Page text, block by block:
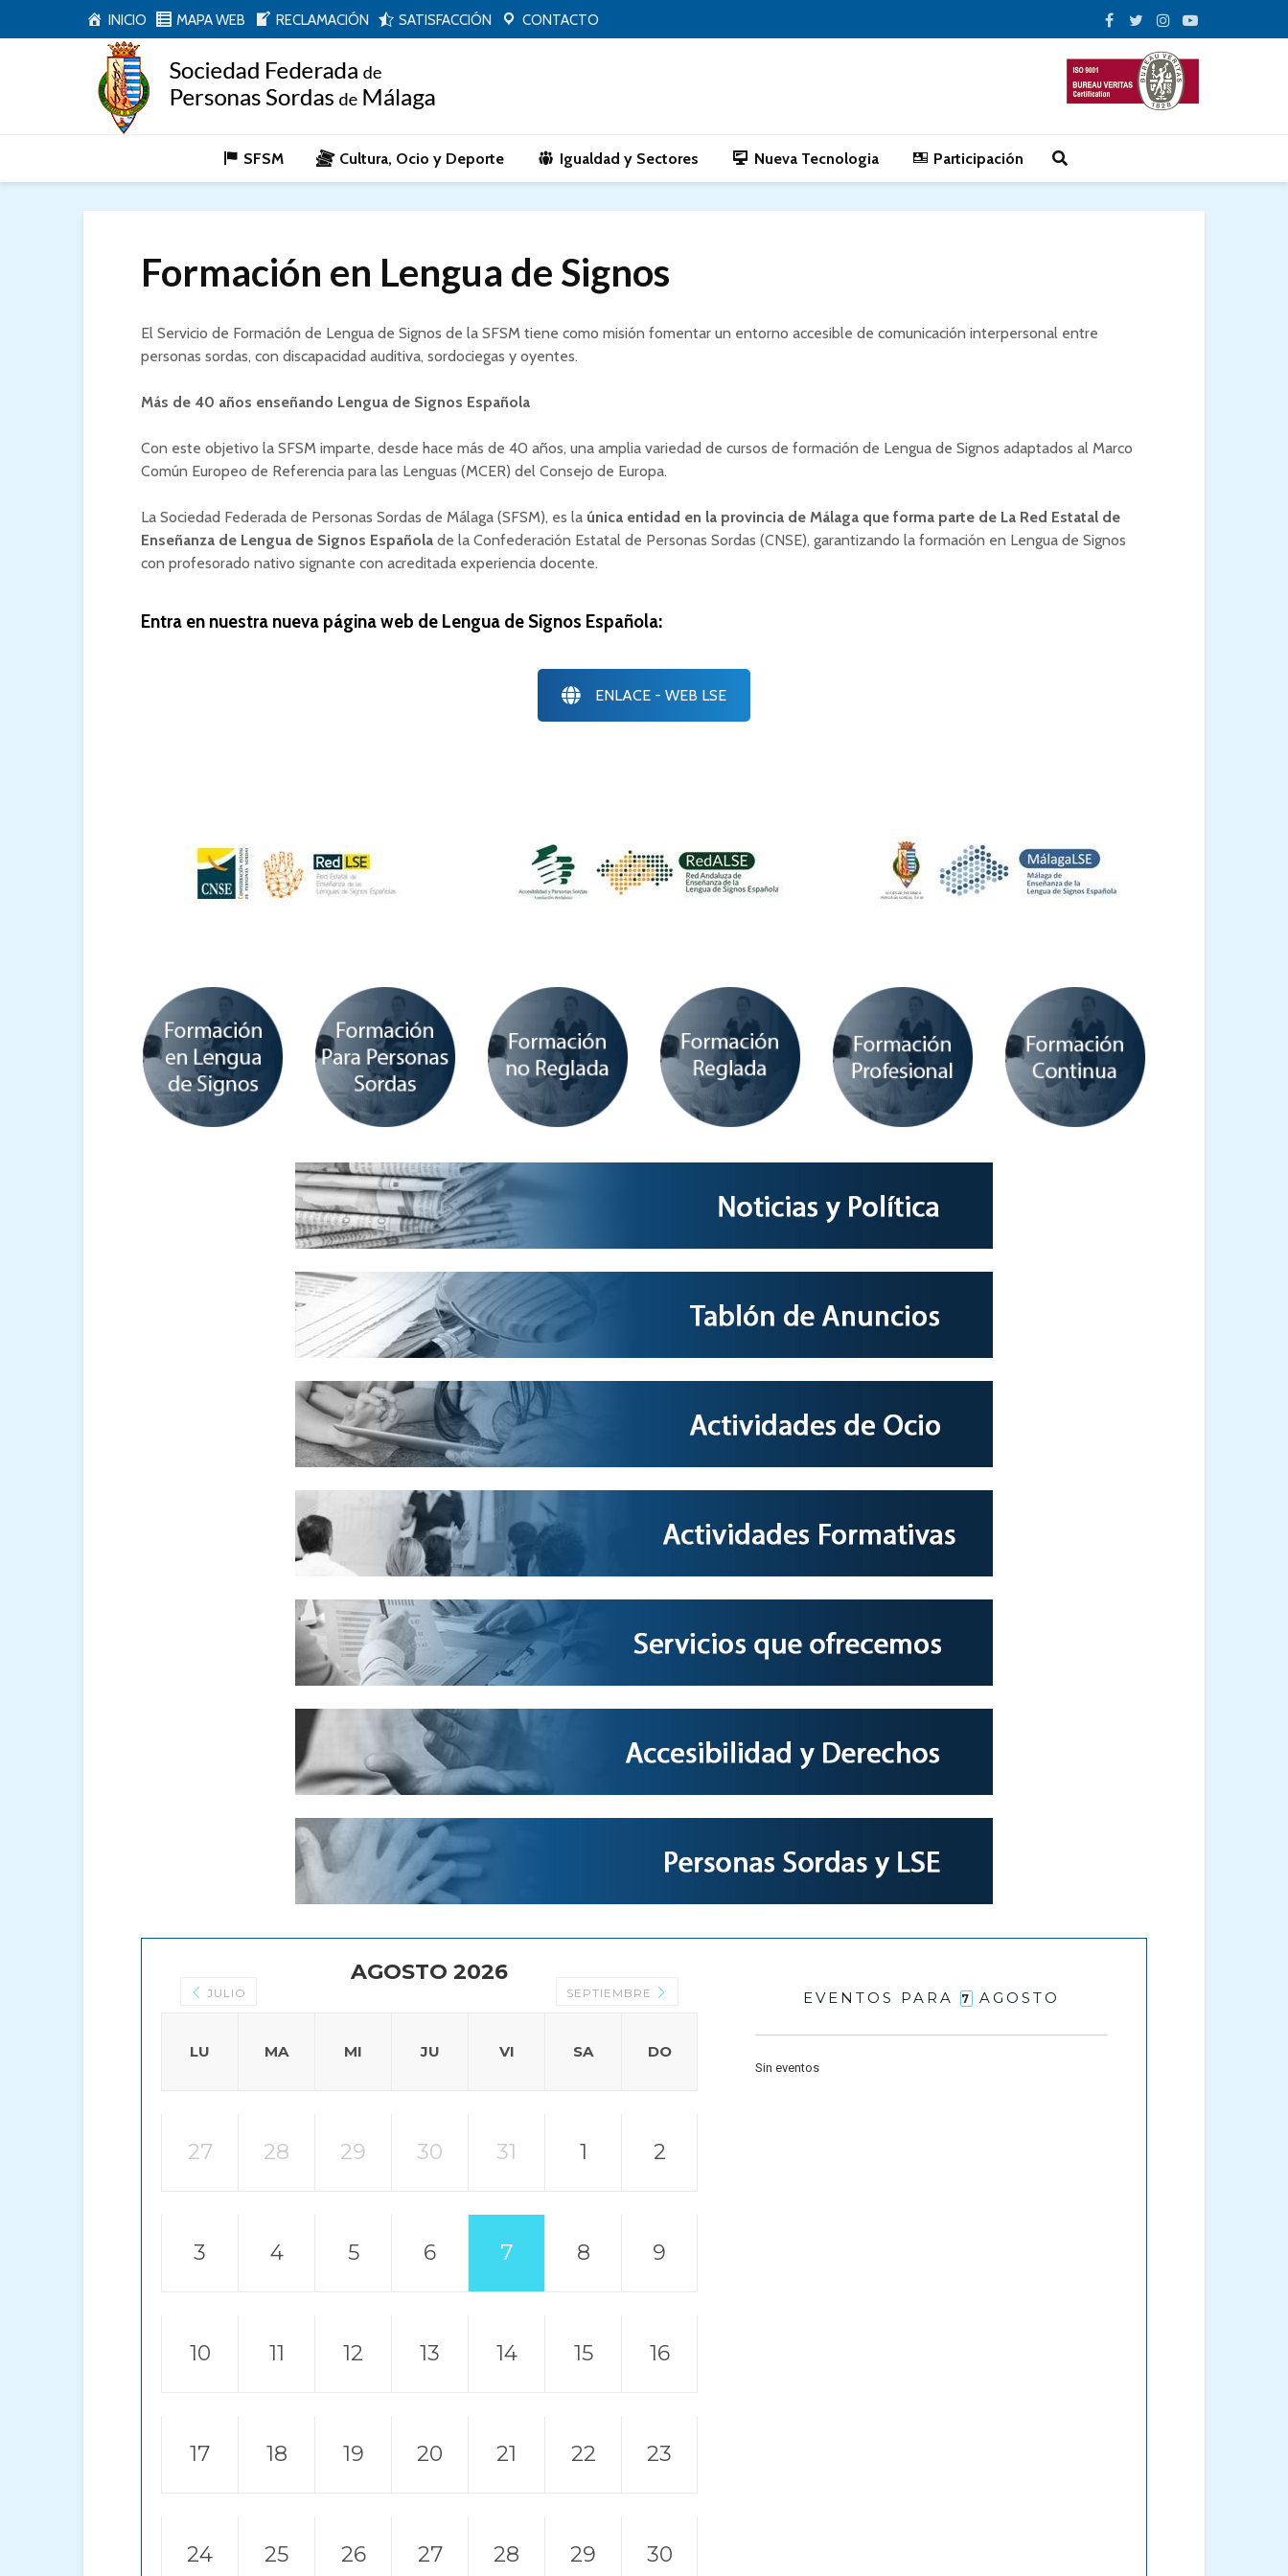
INICIO MAPA WEB RECLAMACIÓN SATISFACCIÓN CONTACTO
SFSM Cultura, Ocio y Deporte Igualdad y Sectores Nueva Tecnologia Participación
Formación en Lengua de Signos
El Servicio de Formación de Lengua de Signos de la SFSM tiene como misión fomentar un entorno accesible de comunicación interpersonal entre
personas sordas, con discapacidad auditiva, sordociegas y oyentes.
Más de 40 años enseñando Lengua de Signos Española
Con este objetivo la SFSM imparte, desde hace más de 40 años, una amplia variedad de cursos de formación de Lengua de Signos adaptados al Marco
Común Europeo de Referencia para las Lenguas (MCER) del Consejo de Europa.
La Sociedad Federada de Personas Sordas de Málaga (SFSM), es la única entidad en la provincia de Málaga que forma parte de La Red Estatal de
Enseñanza de Lengua de Signos Española de la Confederación Estatal de Personas Sordas (CNSE), garantizando la formación en Lengua de Signos
con profesorado nativo signante con acreditada experiencia docente.
Entra en nuestra nueva página web de Lengua de Signos Española:
ENLACE - WEB LSE
JULIO
AGOSTO 2026
SEPTIEMBRE
LU MA MI JU VI SA DO
27 28 29 30 31 1 2
3 4 5 6 7 8 9
10 11 12 13 14 15 16
17 18 19 20 21 22 23
24 25 26 27 28 29 30
EVENTOS PARA 7 AGOSTO
Sin eventos